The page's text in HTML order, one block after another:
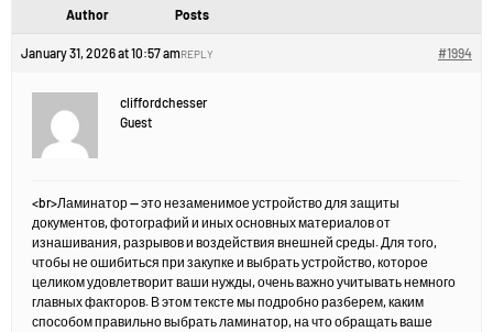
Author Posts
January 31, 2026 at 10:57 am #1994
REPLY
cliffordchesser
Guest
<br>Ламинатор — это незаменимое устройство для защиты
документов, фотографий и иных основных материалов от
изнашивания, разрывов и воздействия внешней среды. Для того,
чтобы не ошибиться при закупке и выбрать устройство, которое
целиком удовлетворит ваши нужды, очень важно учитывать немного
главных факторов. В этом тексте мы подробно разберем, каким
способом правильно выбрать ламинатор, на что обращать ваше